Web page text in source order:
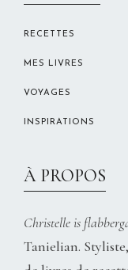
RECETTES
MES LIVRES
VOYAGES
INSPIRATIONS
À PROPOS
Christelle is
Tanielian.